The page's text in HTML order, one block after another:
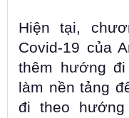
Hiện tại,
Covid-19 của
thêm hướng
làm nền tảng
đi theo